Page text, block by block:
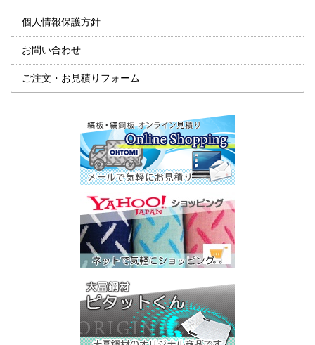
個人情報保護方針
お問い合わせ
ご注文・お見積りフォーム